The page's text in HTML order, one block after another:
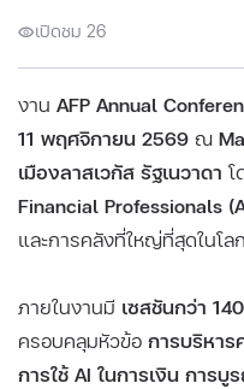
เปิดชม 26
งาน AFP Annual
11 พฤศจิกายน 2569 ณ
เมืองลาสเวกัส รัฐเนวาดา โ
Financial Professionals
และการคลังที่ใหญ่ที่สุดในโลก
ภายในงานมี เซสชันกว่า
ครอบคลุมหัวข้อ การบริหา
การใช้ AI ในการเงิน การ